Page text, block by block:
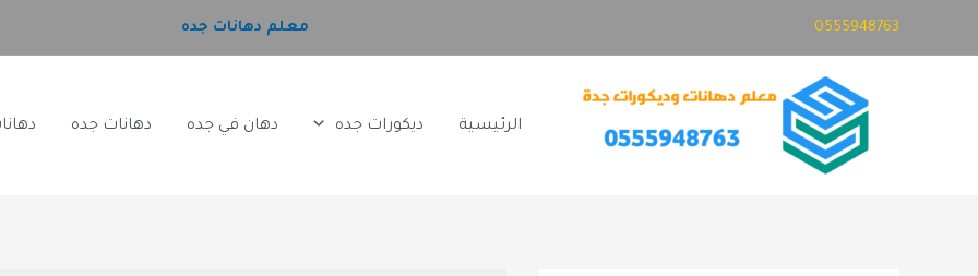
0555948763 معلم دهانات جده
الرئيسية ديكورات جده دهان في جده دهانات جده